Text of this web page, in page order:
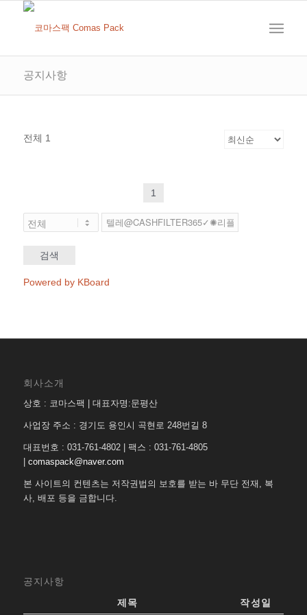
공지사항
전체 1
1
검색
Powered by KBoard
회사소개
상호 : 코마스팩 | 대표자명:문평산
사업장 주소 : 경기도 용인시 곡현로 248번길 8
대표번호 : 031-761-4802 | 팩스 : 031-761-4805
comaspack@naver.com
본 사이트의 컨텐츠는 저작권법의 보호를 받는 바 무단 전재, 복
사, 배포 등을 금합니다.
공지사항
제목
작성일